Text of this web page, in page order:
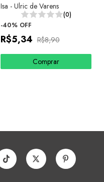
Isa - Ulric de Varens
(0)
-40% OFF
R$5,34 R$8,90
Comprar